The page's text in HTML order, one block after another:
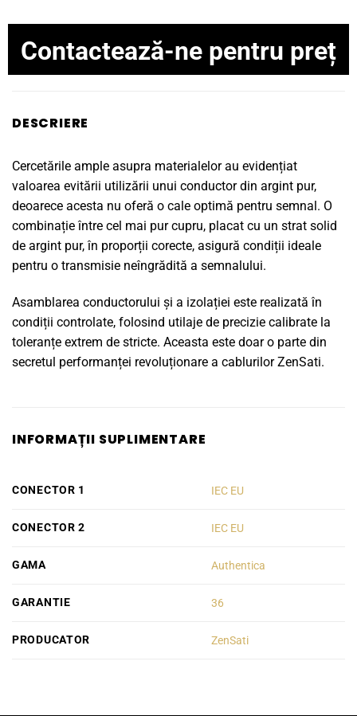
Contactează-ne pentru preț
DESCRIERE
Cercetările ample asupra materialelor au evidențiat
valoarea evitării utilizării unui conductor din argint pur,
deoarece acesta nu oferă o cale optimă pentru semnal. O
combinație între cel mai pur cupru, placat cu un strat solid
de argint pur, în proporții corecte, asigură condiții ideale
pentru o transmisie neîngrădită a semnalului.
Asamblarea conductorului și a izolației este realizată în
condiții controlate, folosind utilaje de precizie calibrate la
toleranțe extrem de stricte. Aceasta este doar o parte din
secretul performanței revoluționare a cablurilor ZenSati.
INFORMAȚII SUPLIMENTARE
CONECTOR 1 IEC EU
CONECTOR 2 IEC EU
GAMA Authentica
GARANTIE 36
PRODUCATOR ZenSati